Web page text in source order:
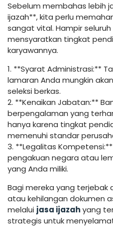
Sebelum membahas lebih
ijazah**, kita perlu
sangat vital. Hampir
mensyaratkan tingkat
karyawannya.
1. **Syarat Administrasi:**
lamaran Anda mungkin
seleksi berkas.
2. **Kenaikan Jabatan:**
berpengalaman yang
hanya karena tingkat
memenuhi standar
3. **Legalitas
pengakuan negara atau
yang Anda miliki.
Bagi mereka yang terjebak
atau kehilangan dokumen
melalui jasa ijazahyang
strategis untuk